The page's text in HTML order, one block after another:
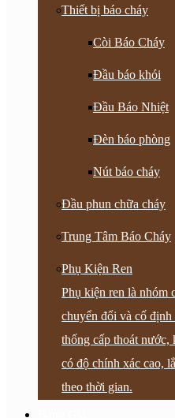
Thiết bị báo cháy
Còi Báo Cháy
Đầu báo khói
Đầu Báo Nhiệt
Đèn báo phòng
Nút báo cháy
Đầu phun chữa cháy
Trung Tâm Báo Cháy
Phụ Kiện Ren
Phụ kiện ren là nhóm
chuyển đổi và cố
thống cấp thoát nước,
có độ chính xác cao,
theo thời gian.